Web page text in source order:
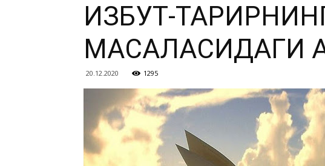
ҲИЗБУТ-
МАСАЛАСИДАГИ
20.12.2020 1295